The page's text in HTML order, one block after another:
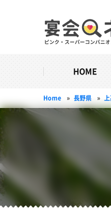
HOME
Home » 長野県 »